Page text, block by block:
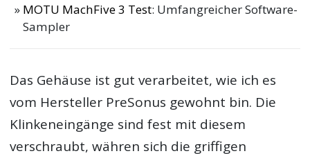
MOTU MachFive 3 Test: Umfangreicher Software-
Sampler
Das Gehäuse ist gut verarbeitet, wie ich es
vom Hersteller PreSonus gewohnt bin. Die
Klinkeneingänge sind fest mit diesem
verschraubt, währen sich die griffigen